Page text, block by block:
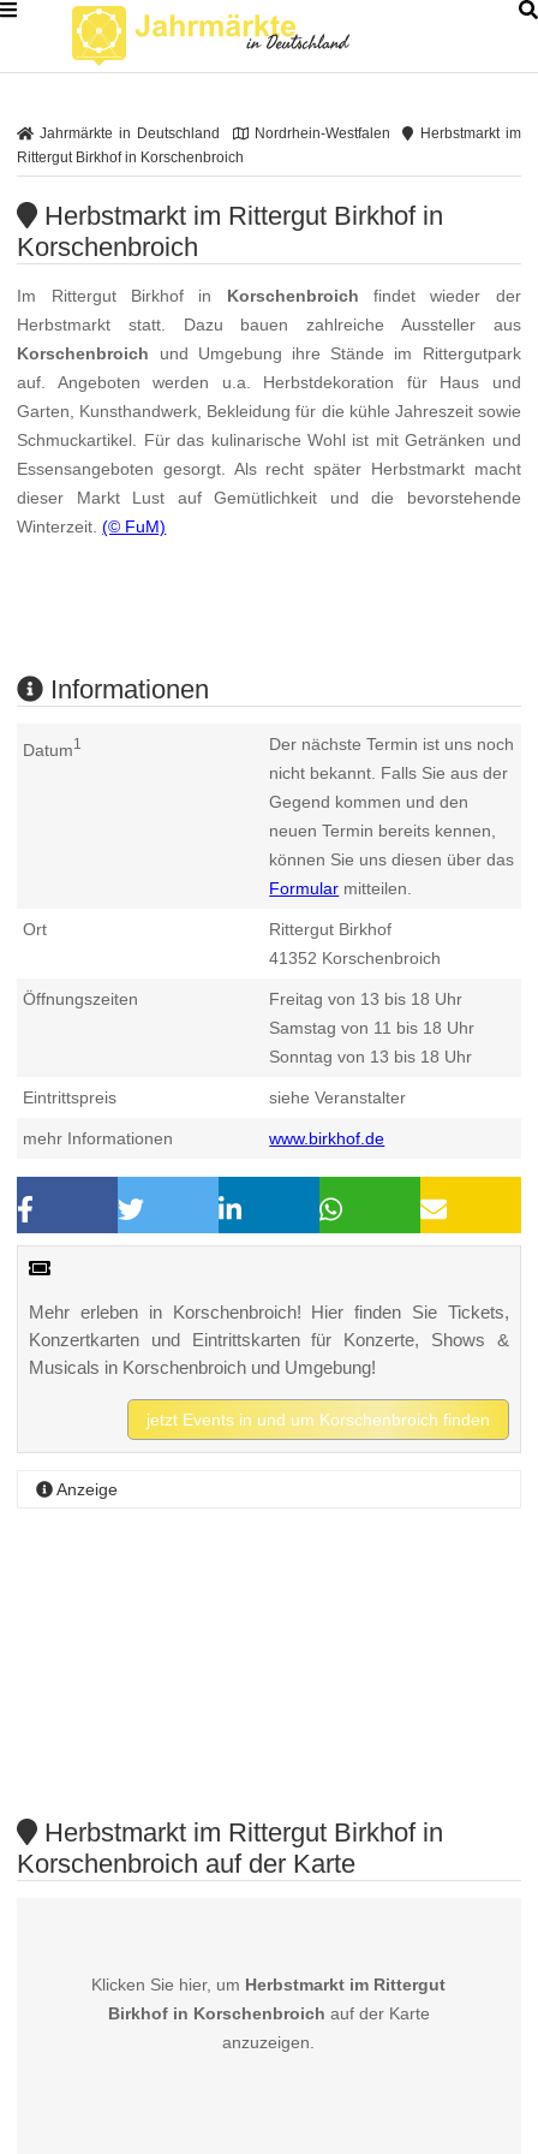
Jahrmärkte in Deutschland Nordrhein-Westfalen
Herbstmarkt im
Rittergut Birkhof in Korschenbroich
Herbstmarkt im Rittergut Birkhof in
Korschenbroich
Im Rittergut Birkhof in Korschenbroich findet wieder der
Herbstmarkt statt. Dazu bauen zahlreiche Aussteller aus
Korschenbroich und Umgebung ihre Stände im Rittergutpark
auf. Angeboten werden u.a. Herbstdekoration für Haus und
Garten, Kunsthandwerk, Bekleidung für die kühle Jahreszeit sowie
Schmuckartikel. Für das kulinarische Wohl ist mit Getränken und
Essensangeboten gesorgt. Als recht später Herbstmarkt macht
dieser Markt Lust auf Gemütlichkeit und die bevorstehende
Winterzeit.(© FuM)
Informationen
Datum1
Der nächste Termin ist uns noch
nicht bekannt. Falls Sie aus der
Gegend kommen und den
neuen Termin bereits kennen,
können Sie uns diesen über das
Formular mitteilen.
Ort
Rittergut Birkhof
41352 Korschenbroich
Öffnungszeiten
Freitag von 13 bis 18 Uhr
Samstag von 11 bis 18 Uhr
Sonntag von 13 bis 18 Uhr
Eintrittspreis siehe Veranstalter
mehr Informationen www.birkhof.de
Mehr erleben in Korschenbroich! Hier finden Sie Tickets,
Konzertkarten und Eintrittskarten für Konzerte, Shows &
Musicals in Korschenbroich und Umgebung!
jetzt Events in und um Korschenbroich finden
Anzeige
Herbstmarkt im Rittergut Birkhof in
Korschenbroich auf der Karte
Klicken Sie hier, um Herbstmarkt im Rittergut
Birkhof in Korschenbroich auf der Karte
anzuzeigen.